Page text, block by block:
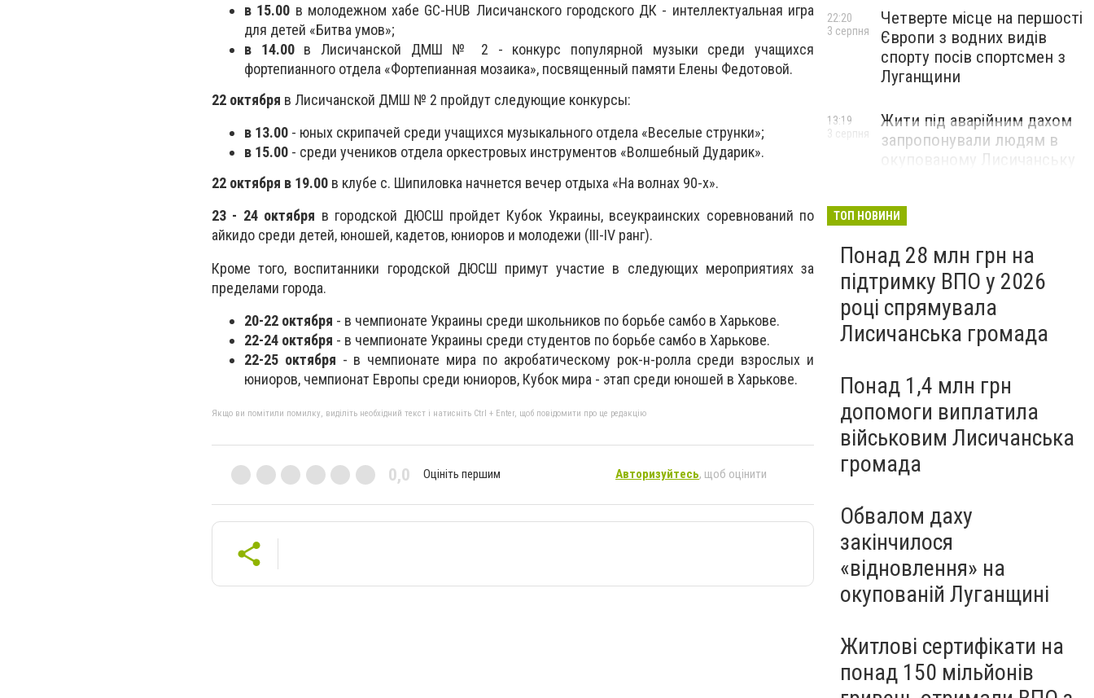
в 15.00 в молодежном хабе GC-HUB Лисичанского городского ДК - интеллектуальная игра
для детей «Битва умов»;
в 14.00в Лисичанской ДМШ № 2 - конкурс популярной музыки среди учащихся
фортепианного отдела «Фортепианная мозаика», посвященный памяти Елены Федотовой.
22 октября в Лисичанской ДМШ № 2 пройдут следующие конкурсы:
в 13.00 - юных скрипачей среди учащихся музыкального отдела «Веселые струнки»;
в 15.00 - среди учеников отдела оркестровых инструментов «Волшебный Дударик».
22 октября в 19.00 в клубе с. Шипиловка начнется вечер отдыха «На волнах 90-х».
23 - 24 октября в городской ДЮСШ пройдет Кубок Украины, всеукраинских соревнований по
айкидо среди детей, юношей, кадетов, юниоров и молодежи (III-IV ранг).
Кроме того, воспитанники городской ДЮСШ примут участие в следующих мероприятиях за
пределами города.
20-22 октября - в чемпионате Украины среди школьников по борьбе самбо в Харькове.
22-24 октября - в чемпионате Украины среди студентов по борьбе самбо в Харькове.
22-25 октября - в чемпионате мира по акробатическому рок-н-ролла среди взрослых и
юниоров, чемпионат Европы среди юниоров, Кубок мира - этап среди юношей в Харькове.
Якщо ви помітили помилку, виділіть необхідний текст і натисніть Ctrl + Enter, щоб повідомити про це редакцію
0,0 Оцініть першим Авторизуйтесь, щоб оцінити
Четверте місце на першості
Європи з водних видів
спорту посів спортсмен з
Луганщини
22:20
3 серпня
Жити під аварійним дахом
запропонували людям в
окупованому Лисичанську
13:19
3 серпня
ТОП НОВИНИ
Понад 28 млн грн на
підтримку ВПО у 2026
році спрямувала
Лисичанська громада
Понад 1,4 млн грн
допомоги виплатила
військовим Лисичанська
громада
Обвалом даху
закінчилося
«відновлення» на
окупованій Луганщині
Житлові сертифікати на
понад 150 мільйонів